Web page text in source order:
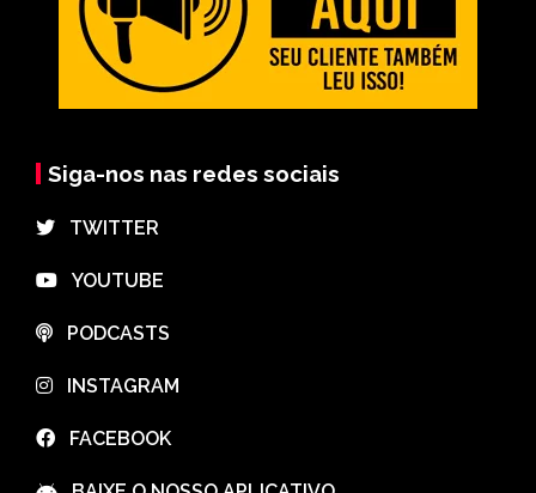
Siga-nos nas redes sociais
⠀TWITTER
⠀YOUTUBE
⠀PODCASTS
⠀INSTAGRAM
⠀FACEBOOK